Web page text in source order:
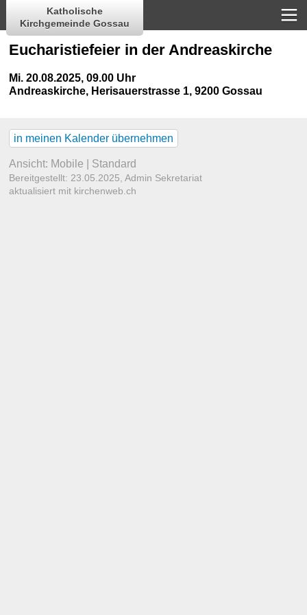
Katholische
Kirchgemeinde Gossau
Eucharistiefeier in der Andreaskirche
Mi. 20.08.2025, 09.00 Uhr
Andreaskirche, Herisauerstrasse 1, 9200 Gossau
in meinen Kalender übernehmen
Ansicht: Mobile Standard
Bereitgestellt: 23.05.2025,Admin Sekretariat
aktualisiert mit kirchenweb.ch